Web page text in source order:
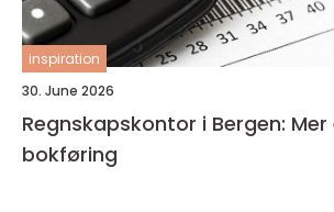
inspiration
30. June 2026
Regnskapskontor i Bergen:
bokføring